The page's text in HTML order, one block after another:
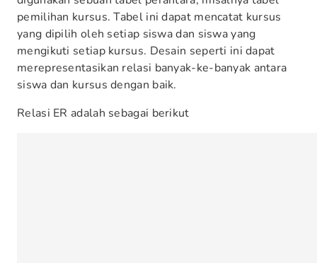
pemilihan kursus. Tabel ini dapat mencatat kursus
yang dipilih oleh setiap siswa dan siswa yang
mengikuti setiap kursus. Desain seperti ini dapat
merepresentasikan relasi banyak-ke-banyak antara
siswa dan kursus dengan baik.
Relasi ER adalah sebagai berikut